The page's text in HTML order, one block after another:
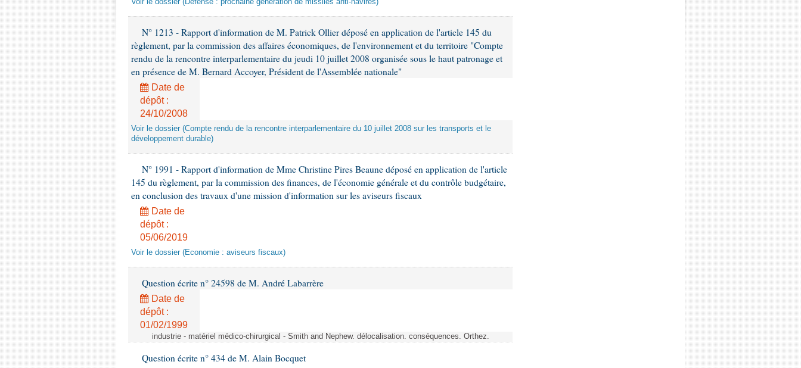
Voir le dossier (Défense : prochaine génération de missiles anti-navires)
N° 1213 - Rapport d'information de M. Patrick Ollier déposé en application de l'article 145 du
règlement, par la commission des affaires économiques, de l'environnement et du territoire "Compte
rendu de la rencontre interparlementaire du jeudi 10 juillet 2008 organisée sous le haut patronage et
en présence de M. Bernard Accoyer, Président de l'Assemblée nationale"
Date de
dépôt :
24/10/2008
Voir le dossier (Compte rendu de la rencontre interparlementaire du 10 juillet 2008 sur les transports et le
développement durable)
N° 1991 - Rapport d'information de Mme Christine Pires Beaune déposé en application de l'article
145 du règlement, par la commission des finances, de l'économie générale et du contrôle budgétaire,
en conclusion des travaux d'une mission d'information sur les aviseurs fiscaux
Date de
dépôt :
05/06/2019
Voir le dossier (Economie : aviseurs fiscaux)
Question écrite n° 24598 de M. André Labarrère
Date de
dépôt :
01/02/1999
industrie - matériel médico-chirurgical - Smith and Nephew. délocalisation. conséquences. Orthez.
Question écrite n° 434 de M. Alain Bocquet